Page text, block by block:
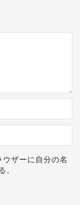
ザーに自分の名
。